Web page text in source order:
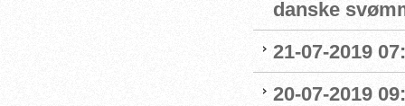
danske
21-07-2019
20-07-2019